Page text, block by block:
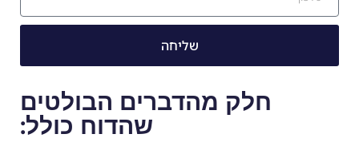
שליחה
חלק מהדברים הבולטים
שהדוח כולל: